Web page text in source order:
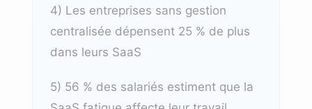
4) Les entreprises sans gestion
centralisée dépensent 25 % de plus
dans leurs SaaS
5) 56 % des salariés estiment que la